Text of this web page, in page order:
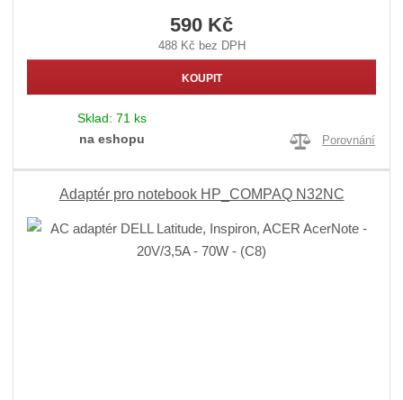
590 Kč
488 Kč bez DPH
KOUPIT
Sklad: 71 ks
na eshopu
Porovnání
Adaptér pro notebook HP_COMPAQ N32NC